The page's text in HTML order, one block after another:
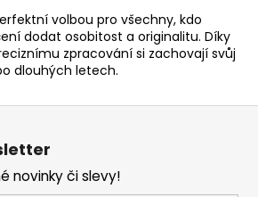
volbou pro všechny, kdo
dodat osobitost a originalitu. Díky
zpracování si zachovají svůj
dlouhých letech.
novinky či slevy!